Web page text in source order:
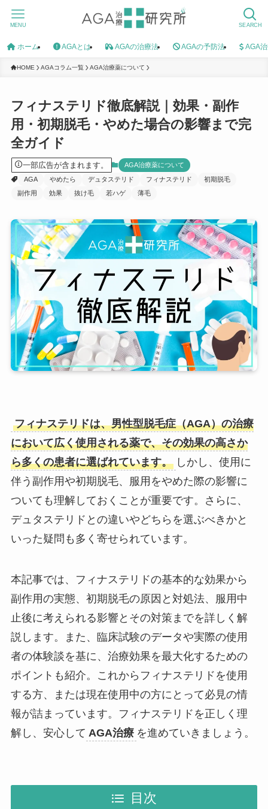
SEARCH
MENU
ホーム AGAとは AGAの治療法 AGAの予防法 AGA
HOME AGAコラム一覧 AGA治療薬について
フィナステリド徹底解説｜効果・副作
用・初期脱毛・やめた場合の影響まで完
全ガイド
一部広告が含まれます。
AGA治療薬について
AGA
やめたら デュタステリド フィナステリド
初期脱毛
副作用
効果 抜け毛 若ハゲ 薄毛
フィナステリドは、男性型脱毛症（AGA）の治療
において広く使用される薬で、その効果の高さか
ら多くの患者に選ばれています。 しかし、使用に
伴う副作用や初期脱毛、服用をやめた際の影響に
ついても理解しておくことが重要です。さらに、
デュタステリドとの違いやどちらを選ぶべきかと
いった疑問も多く寄せられています。
本記事では、フィナステリドの基本的な効果から
副作用の実態、初期脱毛の原因と対処法、服用中
止後に考えられる影響とその対策までを詳しく解
説します。また、臨床試験のデータや実際の使用
者の体験談を基に、治療効果を最大化するための
ポイントも紹介。これからフィナステリドを使用
する方、または現在使用中の方にとって必見の情
報が詰まっています。フィナステリドを正しく理
解し、安心して AGA治療 を進めていきましょう。
目次